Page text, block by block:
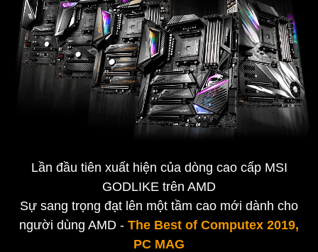
Lần đầu tiên xuất hiện của dòng cao cấp MSI
GODLIKE trên AMD
Sự sang trọng đạt lên một tầm cao mới dành cho
người dùng AMD - The Best of Computex 2019,
PC MAG